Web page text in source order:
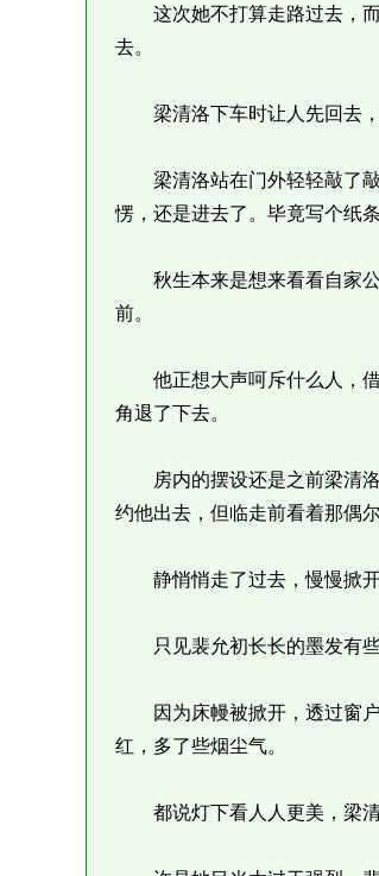
这次她不打算走路过去，而
去。
梁清洛下车时让人先回去，
梁清洛站在门外轻轻敲了敲
愣，还是进去了。毕竟写个纸
秋生本来是想来看看自家公
前。
他正想大声呵斥什么人，借
角退了下去。
房内的摆设还是之前梁清洛
约他出去，但临走前看着那偶
静悄悄走了过去，慢慢掀
只见裴允初长长的墨发有些
因为床幔被掀开，透过窗户
红，多了些烟尘气。
都说灯下看人人更美，梁清